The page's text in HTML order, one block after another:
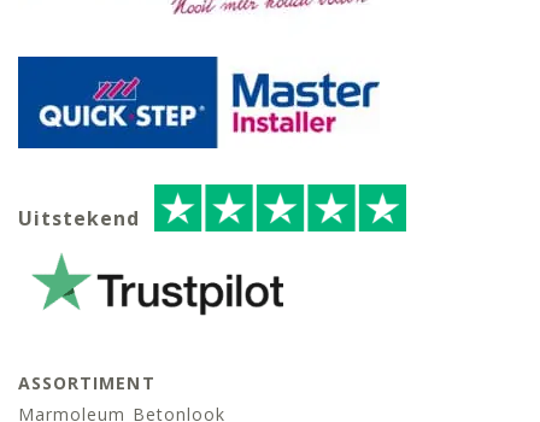
Uitstekend
ASSORTIMENT
Marmoleum Betonlook